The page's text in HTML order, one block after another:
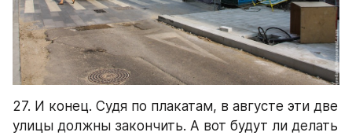
27. И конец. Судя по плакатам, в августе эти две
улицы должны закончить. А вот будут ли делать